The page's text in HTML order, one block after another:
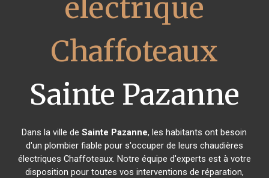
électrique
Chaffoteaux
Sainte Pazanne
Dans la ville deSainte Pazanne, les habitants ont besoin
d'un plombier fiable pour s'occuper de leurs chaudières
électriques Chaffoteaux. Notre équipe d'experts est à votre
disposition pour toutes vos interventions de réparation,